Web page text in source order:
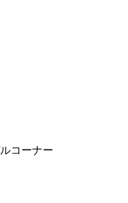
コーナー